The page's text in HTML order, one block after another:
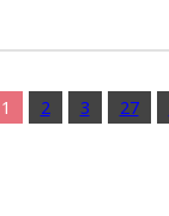
1 2 3 27